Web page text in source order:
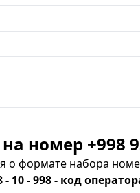
номер +998
формате набора
10 - 998 - код